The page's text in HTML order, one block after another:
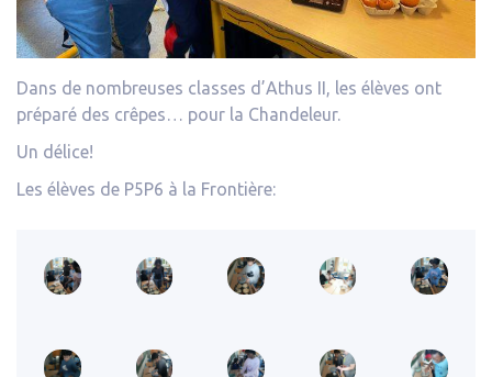
Dans de nombreuses classes d’Athus II, les élèves ont
préparé des crêpes… pour la Chandeleur.
Un délice!
Les élèves de P5P6 à la Frontière: